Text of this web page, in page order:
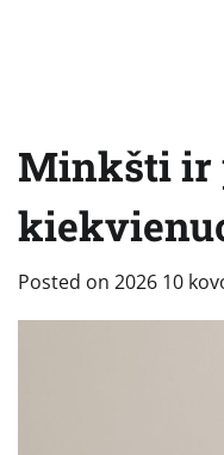
Minkšti ir
Posted on 2026 10